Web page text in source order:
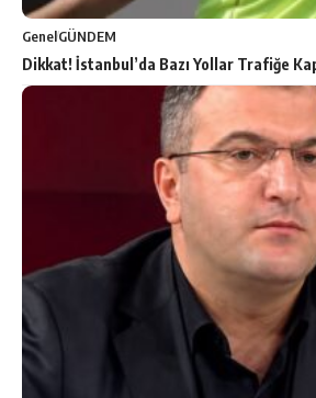
GenelGÜNDEM
Dikkat! İstanbul’da Bazı Yollar Trafiğe